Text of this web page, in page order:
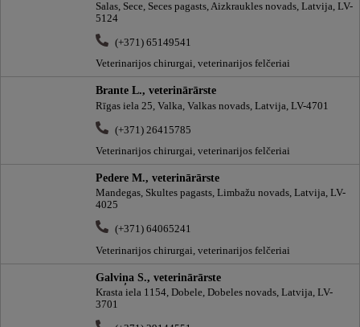
Salas, Sece, Seces pagasts, Aizkraukles novads, Latvija, LV-
5124
(+371) 65149541
Veterinarijos chirurgai, veterinarijos felčeriai
Brante L., veterinārārste
Rīgas iela 25, Valka, Valkas novads, Latvija, LV-4701
(+371) 26415785
Veterinarijos chirurgai, veterinarijos felčeriai
Pedere M., veterinārārste
Mandegas, Skultes pagasts, Limbažu novads, Latvija, LV-
4025
(+371) 64065241
Veterinarijos chirurgai, veterinarijos felčeriai
Galviņa S., veterinārārste
Krasta iela 1154, Dobele, Dobeles novads, Latvija, LV-
3701